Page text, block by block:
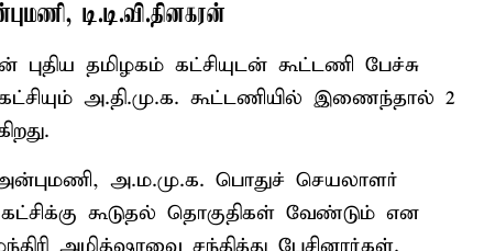
டி.டி.வி.தினகரன்
தமிழகம் கட்சியுடன் கூட்டணி பேச்சு
அ.தி.மு.க. கூட்டணியில் இணைந்தால் 2
அ.ம.மு.க. பொதுச் செயலாளர்
கூடுதல் தொகுதிகள் வேண்டும் என